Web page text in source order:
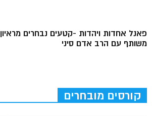
פאנל אחדות ויהדות -קטעים נבחרים מראיון
משותף עם הרב אדם סיני
קורסים מובחרים